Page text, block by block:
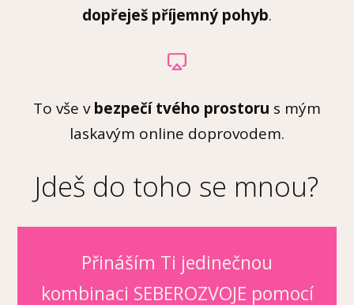
dopřeješ příjemný pohyb.
To vše vbezpečí tvého prostoru s mým
laskavým online doprovodem.
Jdeš do toho se mnou?
Přináším Ti jedinečnou
kombinaci SEBEROZVOJE pomocí